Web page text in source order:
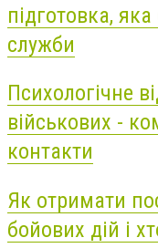
підготовка,
служби
Психологічне
військових -
контакти
Як отримати
бойових дій і